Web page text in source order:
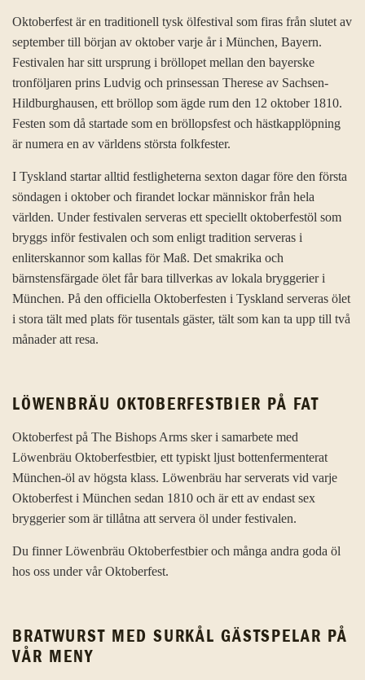
Oktoberfest är en traditionell tysk ölfestival som firas från slutet av
september till början av oktober varje år i München, Bayern.
Festivalen har sitt ursprung i bröllopet mellan den bayerske
tronföljaren prins Ludvig och prinsessan Therese av Sachsen-
Hildburghausen, ett bröllop som ägde rum den 12 oktober 1810.
Festen som då startade som en bröllopsfest och hästkapplöpning
är numera en av världens största folkfester.
I Tyskland startar alltid festligheterna sexton dagar före den första
söndagen i oktober och firandet lockar människor från hela
världen. Under festivalen serveras ett speciellt oktoberfestöl som
bryggs inför festivalen och som enligt tradition serveras i
enliterskannor som kallas för Maß. Det smakrika och
bärnstensfärgade ölet får bara tillverkas av lokala bryggerier i
München. På den officiella Oktoberfesten i Tyskland serveras ölet
i stora tält med plats för tusentals gäster, tält som kan ta upp till två
månader att resa.
LÖWENBRÄU OKTOBERFESTBIER PÅ FAT
Oktoberfest på The Bishops Arms sker i samarbete med
Löwenbräu Oktoberfestbier, ett typiskt ljust bottenfermenterat
München-öl av högsta klass. Löwenbräu har serverats vid varje
Oktoberfest i München sedan 1810 och är ett av endast sex
bryggerier som är tillåtna att servera öl under festivalen.
Du finner Löwenbräu Oktoberfestbier och många andra goda öl
hos oss under vår Oktoberfest.
BRATWURST MED SURKÅL GÄSTSPELAR PÅ
VÅR MENY